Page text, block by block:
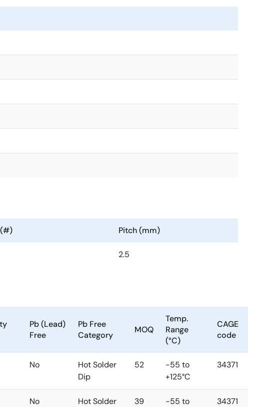
(#) Pitch (mm)
2.5
Pb (Lead)
Free
Pb Free
Category
MOQ
Temp.
Range
(°C)
CAGE
code
No
Hot Solder
Dip
52
-55 to
+125°C
34371
No
Hot Solder
39
-55 to
34371